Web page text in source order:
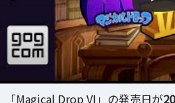
「Magical Drop VI」の発売日が